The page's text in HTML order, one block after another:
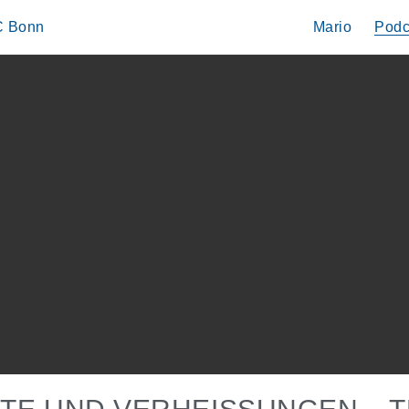
Bonn Mario